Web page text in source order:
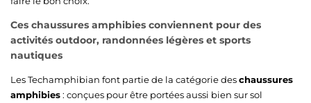
Ces chaussures amphibies conviennent pour des
activités outdoor, randonnées légères et sports
nautiques
Les Techamphibian font partie de la catégorie deschaussures
amphibies: conçues pour être portées aussi bien sur sol